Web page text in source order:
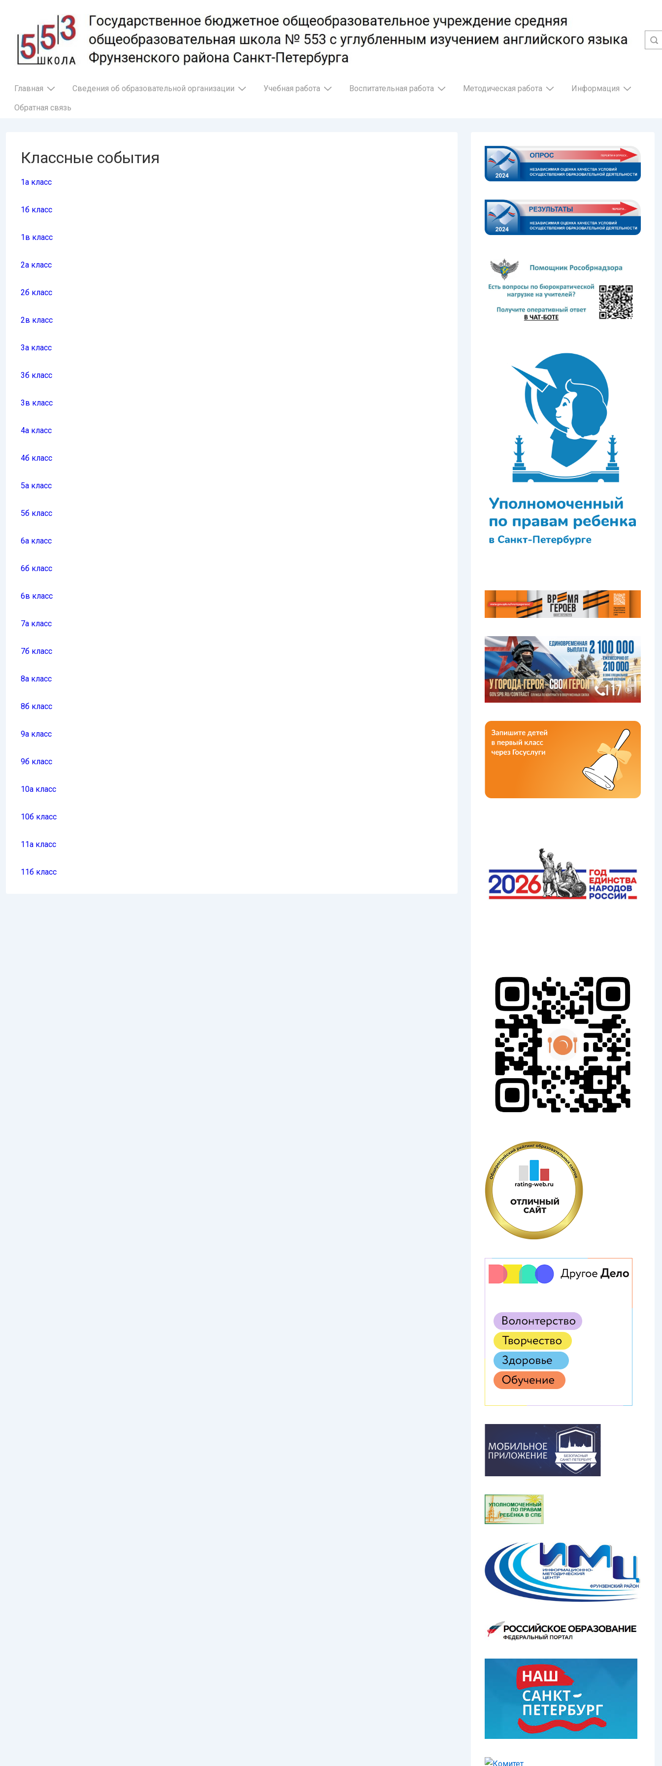
основному
содержимому
Основная
Главная Сведения об образовательной организации Учебная работа Воспитательная работа Методическая работа Информация
Обратная связь
Классные события
1а класс
1б класс
1в класс
2а класс
2б класс
2в класс
3а класс
3б класс
3в класс
4а класс
4б класс
5а класс
5б класс
6а класс
6б класс
6в класс
7а класс
7б класс
8а класс
8б класс
9а класс
9б класс
10а класс
10б класс
11а класс
11б класс